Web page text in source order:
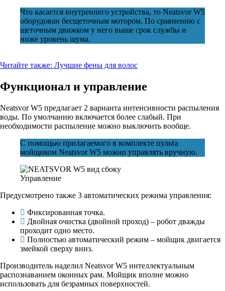
Что касается внутреннего устройства, то Neatsvor W5
оборудован бесщеточным мотором. По сравнению с
щеточным движком у него выше срок службы и
ниже уровень шума.
Читайте также: Лучшие фены для волос
Функционал и управление
Neatsvor W5 предлагает 2 варианта интенсивности распыления
воды. По умолчанию включается более слабый. При
необходимости распыление можно выключить вообще.
С помощью прилагаемого в комплекте пульта
мойщиком Neatsvor W5 можно управлять вручную.
Управление
Предусмотрено также 3 автоматических режима управления:
Фиксированная точка.
Двойная очистка (двойной проход) – робот дважды
проходит одно место.
Полностью автоматический режим – мойщик двигается
змейкой сверху вниз.
Производитель наделил Neatsvor W5 интеллектуальным
распознаванием оконных рам. Мойщик вполне можно
использовать для безрамных поверхностей.